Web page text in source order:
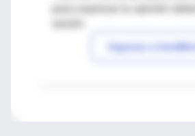
Ingresar a IntraMed